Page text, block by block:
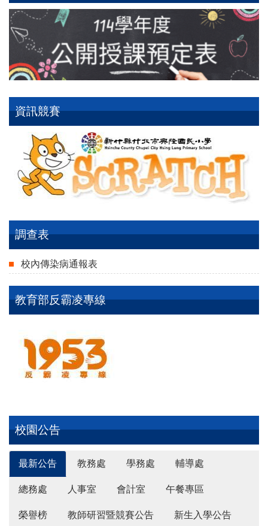
資訊競賽
調查表
校內傳染病通報表
教育部反霸凌專線
校園公告
最新公告 教務處 學務處 輔導處
總務處 人事室 會計室 午餐專區
榮譽榜 教師研習暨競賽公告 新生入學公告